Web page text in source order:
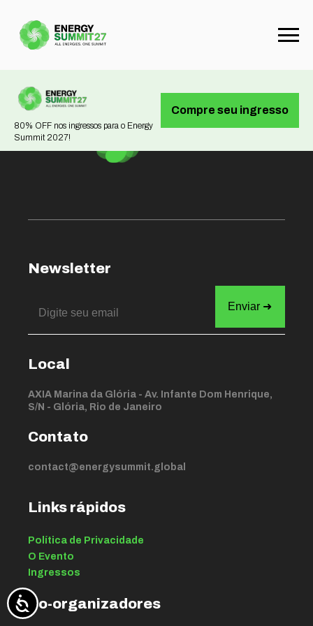
80% OFF nos ingressos para o Energy
Summit 2027!
Compre seu ingresso
Not found
Newsletter
Local
AXIA Marina da Glória - Av. Infante Dom Henrique,
S/N - Glória, Rio de Janeiro
Contato
contact@energysummit.global
Links rápidos
Política de Privacidade
O Evento
Ingressos
Co-organizadores